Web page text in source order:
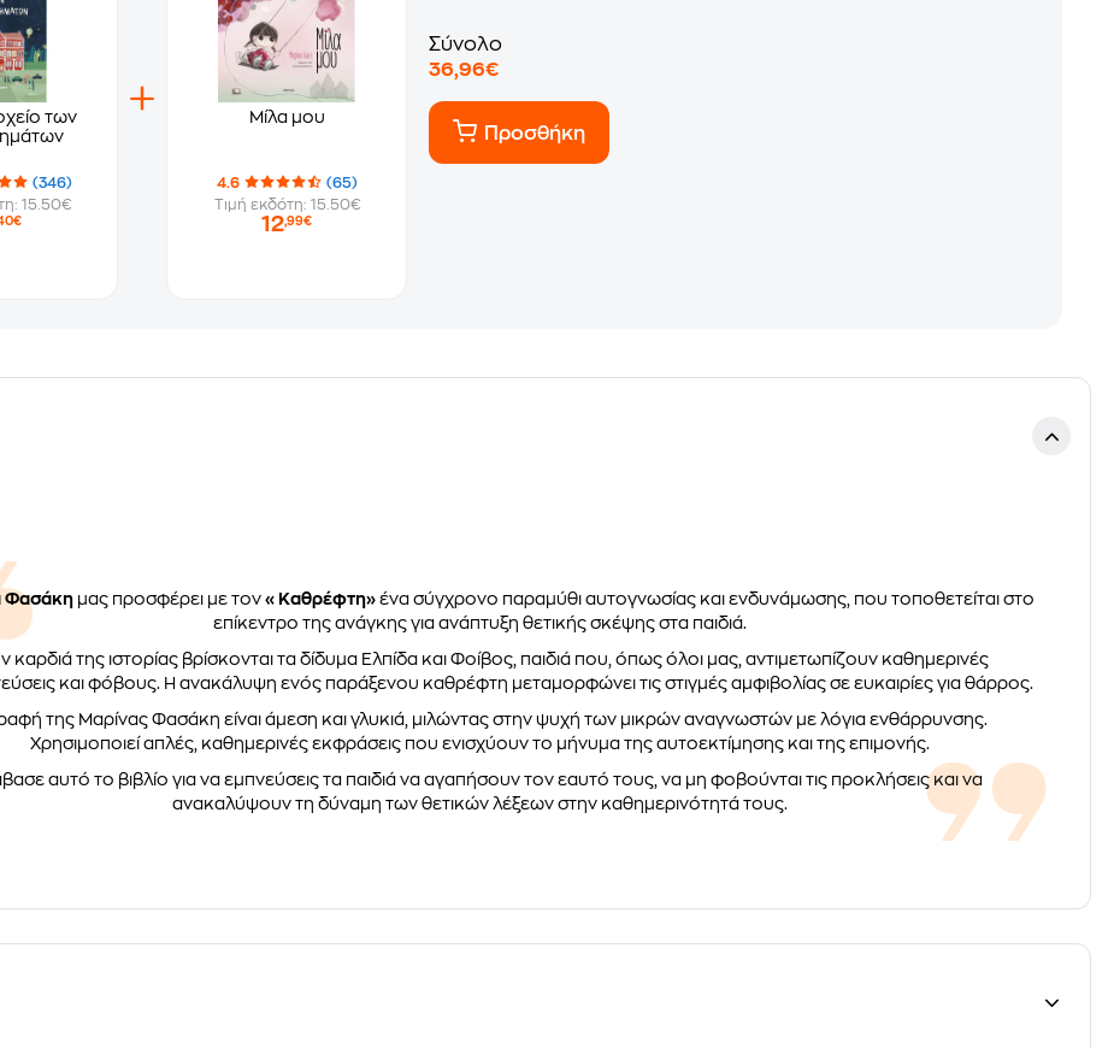
των
(346)
15.50€
Μίλα μου
4.6
(65)
Τιμή εκδότη: 15.50€
12,99€
Σύνολο
36,96€
Προσθήκη
Φασάκη μας προσφέρει με τον «Καθρέφτη» ένα σύγχρονο παραμύθι αυτογνωσίας και ενδυνάμωσης, που τοποθετείται στο
επίκεντρο της ανάγκης για ανάπτυξη θετικής σκέψης στα παιδιά.
καρδιά της ιστορίας βρίσκονται τα δίδυμα Ελπίδα και Φοίβος, παιδιά που, όπως όλοι μας, αντιμετωπίζουν καθημερινές
και φόβους. Η ανακάλυψη ενός παράξενου καθρέφτη μεταμορφώνει τις στιγμές αμφιβολίας σε ευκαιρίες για θάρρος.
της Μαρίνας Φασάκη είναι άμεση και γλυκιά, μιλώντας στην ψυχή των μικρών αναγνωστών με λόγια ενθάρρυνσης.
Χρησιμοποιεί απλές, καθημερινές εκφράσεις που ενισχύουν το μήνυμα της αυτοεκτίμησης και της επιμονής.
αυτό το βιβλίο για να εμπνεύσεις τα παιδιά να αγαπήσουν τον εαυτό τους, να μη φοβούνται τις προκλήσεις και να
ανακαλύψουν τη δύναμη των θετικών λέξεων στην καθημερινότητά τους.